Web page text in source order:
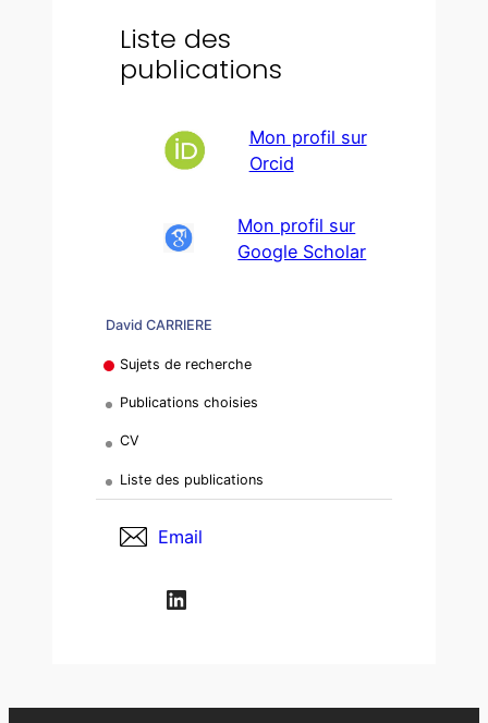
David CARRIERE
Sujets de recherche
Publications choisies
CV
Liste des publications
Email
LinkedIn
Liste des
publications
Mon profil sur
Orcid
Mon profil sur
Google Scholar